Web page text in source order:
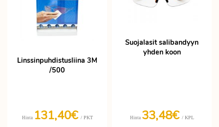
Linssinpuhdistusliina 3M
/500
Hinta 131,40€ / PKT
Suojalasit salibandyyn
yhden koon
Hinta 33,48€ / KPL